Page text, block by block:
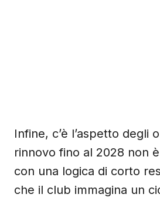
Infine, c’è l’aspetto degli
rinnovo fino al 2028 non
con una logica di corto
che il club immagina un